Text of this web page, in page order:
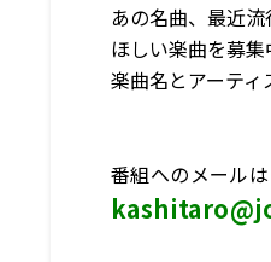
あの名曲、最近
ほしい楽曲を募集
楽曲名とアーテ
番組へのメール